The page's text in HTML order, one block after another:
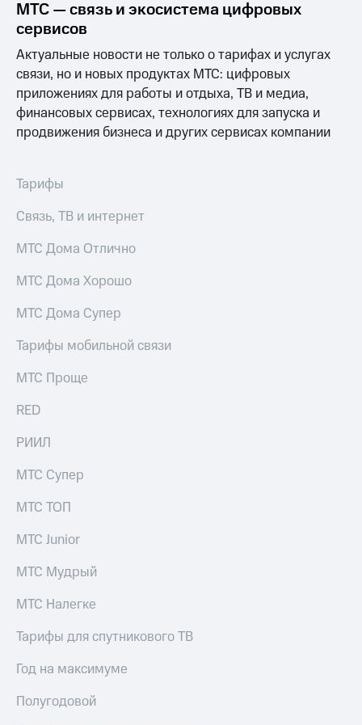
Достижения
Интервью
Финансовая
отчетность
Контакты
и акционерам
Корпоративное
управление
Корпоративный
секретарь
Раскрытие
Информация
Документы
кабинет
акционера
Акционерный
Контроль
и
аудит
Рынок
Программа
Порядок
акций
МТС — связь и экосистема цифровых
сервисов
Актуальные новости не только о тарифах и услугах
связи, но и новых продуктах МТС: цифровых
приложениях для работы и отдыха, ТВ и медиа,
финансовых сервисах, технологиях для запуска и
продвижения бизнеса и других сервисах компании
Тарифы
Связь, ТВ и интернет
МТС Дома Отлично
МТС Дома Хорошо
МТС Дома Супер
Тарифы мобильной связи
МТС Проще
RED
РИИЛ
МТС Супер
МТС ТОП
МТС Junior
МТС Мудрый
МТС Налегке
Тарифы для спутникового ТВ
Год на максимуме
Полугодовой